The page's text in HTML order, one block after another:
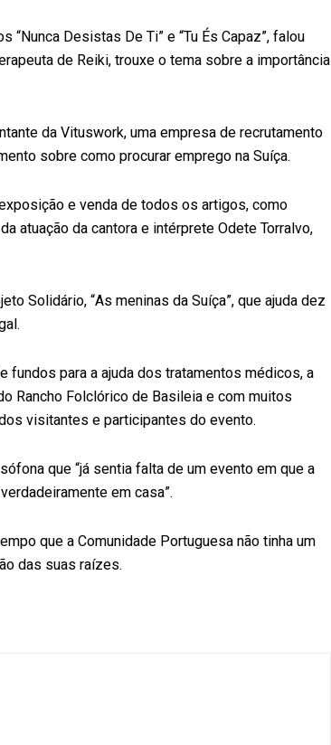
Desistas De Ti” e “Tu És Capaz”, falou
de Reiki, trouxe o tema sobre a importância
da Vituswork, uma empresa de recrutamento
sobre como procurar emprego na Suíça.
e venda de todos os artigos, como
atuação da cantora e intérprete Odete Torralvo,
Solidário, “As meninas da Suíça”, que ajuda dez
fundos para a ajuda dos tratamentos médicos, a
Rancho Folclórico de Basileia e com muitos
visitantes e participantes do evento.
que “já sentia falta de um evento em que a
em casa”.
que a Comunidade Portuguesa não tinha um
das suas raízes.